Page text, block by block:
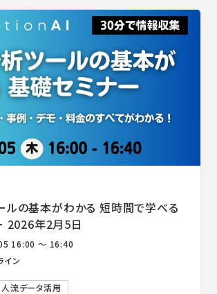
ルの基本がわかる 短時間で学べる
2026年2月5日
16:00 ～ 16:40
イン
人流データ活用